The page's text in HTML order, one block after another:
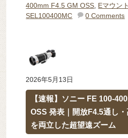
400mm F4.5 GM OSS, Eマウン
SEL100400MC
0 Comments
2026年5月13日
【速報】ソニー FE 100-
OSS 発表｜開放F4.5通し
を両立した超望遠ズーム